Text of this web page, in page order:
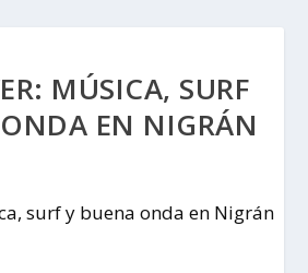
MÚSICA, SURF
EN NIGRÁN